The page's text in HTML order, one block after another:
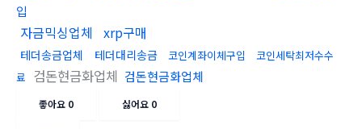
입
자금믹싱업체 xrp구매
테더송금업체 테더대리송금 코인계좌이체구입
코인세탁최저수수
료 검돈현금화업체 검돈현금화업체
좋아요 0 싫어요 0